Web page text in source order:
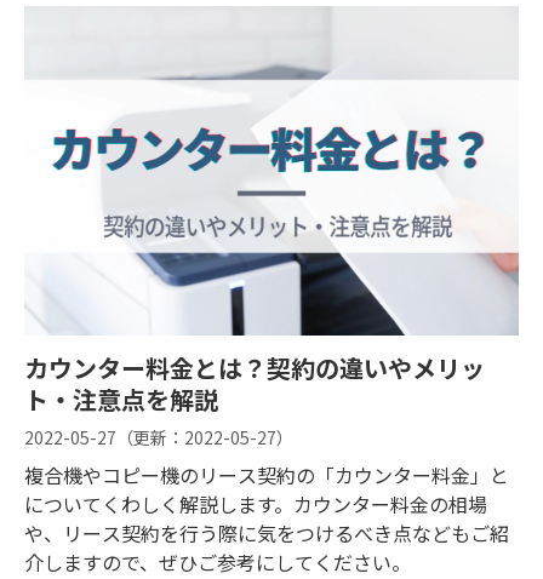
カウンター料金とは？契約の違いやメリッ
ト・注意点を解説
2022-05-27 （更新： 2022-05-27）
複合機やコピー機のリース契約の「カウンター料金」と
についてくわしく解説します。カウンター料金の相場
や、リース契約を行う際に気をつけるべき点などもご紹
介しますので、ぜひご参考にしてください。